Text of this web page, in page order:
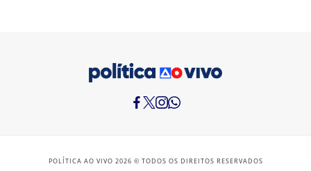
POLÍTICA AO VIVO 2026 © TODOS OS DIREITOS RESERVADOS